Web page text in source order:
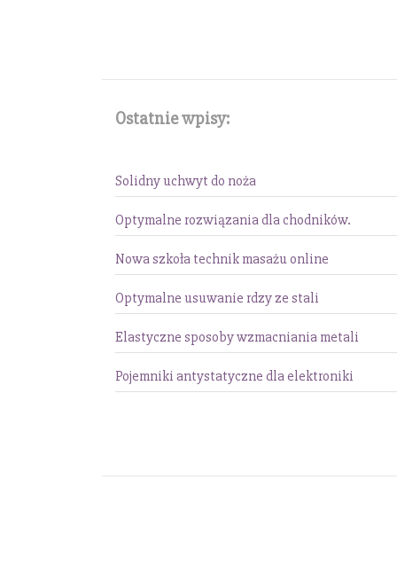
Ostatnie wpisy:
Solidny uchwyt do noża
Optymalne rozwiązania dla chodników.
Nowa szkoła technik masażu online
Optymalne usuwanie rdzy ze stali
Elastyczne sposoby wzmacniania metali
Pojemniki antystatyczne dla elektroniki